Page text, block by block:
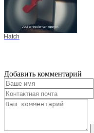
Hatch
Добавить комментарий